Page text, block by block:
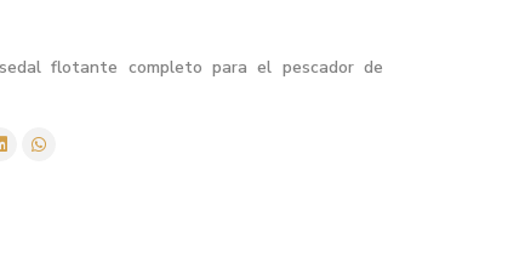
flotante completo para el pescador de